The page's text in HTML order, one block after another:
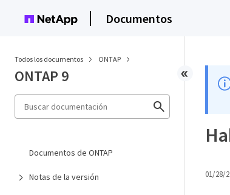
Documentos
Todos los documentos ONTAP
ONTAP 9
Documentos de ONTAP
Notas de la versión 01/28/